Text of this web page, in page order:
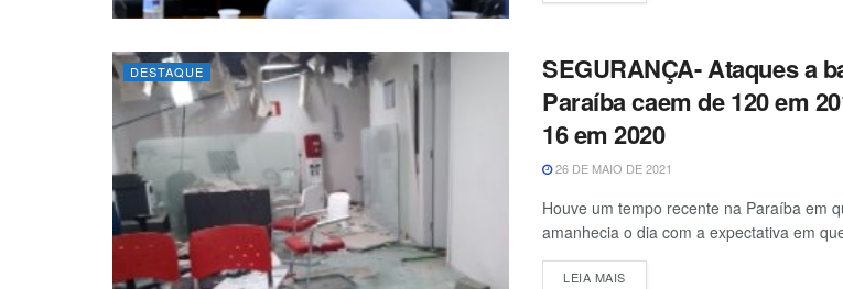
DESTAQUE
SEGURANÇA- Ataques a
Paraíba caem de 120 em
16 em 2020
26 DE MAIO DE 2021
Houve um tempo recente na Paraíba em
amanhecia o dia com a expectativa em
LEIA MAIS